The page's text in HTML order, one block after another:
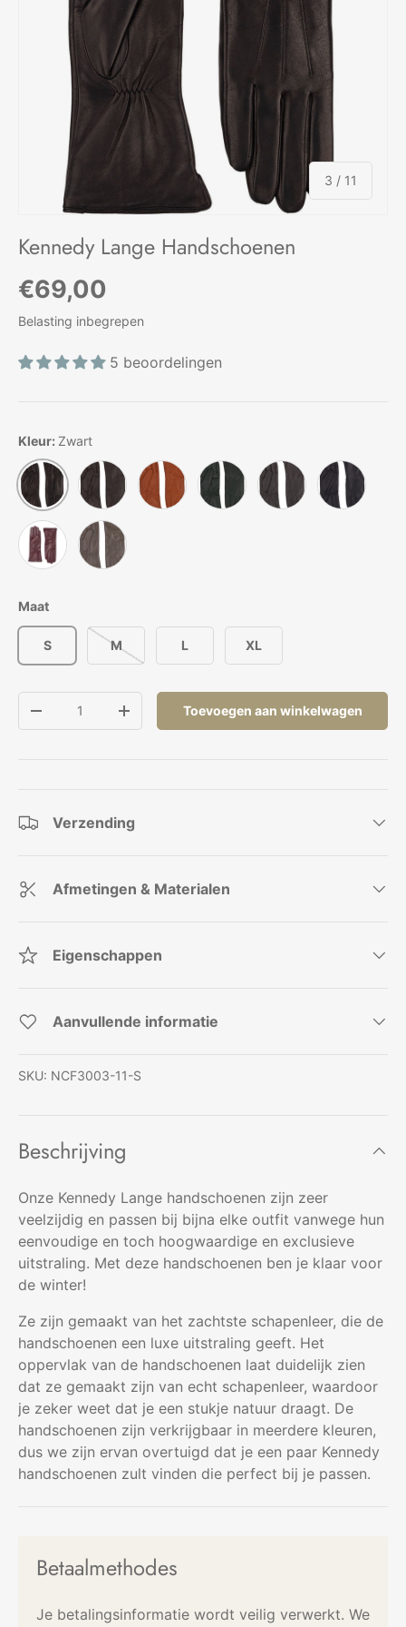
3 / van
11
Kennedy Lange Handschoenen
Reguliere prijs
€69,00
Belasting inbegrepen
5 beoordelingen
Kleur: Zwart
Zwart Bruin CamelbruinGroen Grijs
Port RoyalTaupe
Maat
S M L XL
Verlaag de hoeveelheidVerhoog de hoeveelheid
Toevoegen aan winkelwagen
Verzending
Afmetingen & Materialen
Eigenschappen
Aanvullende informatie
SKU: NCF3003-11-S
Beschrijving
Onze Kennedy Lange handschoenen zijn zeer
veelzijdig en passen bij bijna elke outfit vanwege hun
eenvoudige en toch hoogwaardige en exclusieve
uitstraling. Met deze handschoenen ben je klaar voor
de winter!
Ze zijn gemaakt van het zachtste schapenleer, die de
handschoenen een luxe uitstraling geeft. Het
oppervlak van de handschoenen laat duidelijk zien
dat ze gemaakt zijn van echt schapenleer, waardoor
je zeker weet dat je een stukje natuur draagt. De
handschoenen zijn verkrijgbaar in meerdere kleuren,
dus we zijn ervan overtuigd dat je een paar Kennedy
handschoenen zult vinden die perfect bij je passen.
Betaalmethodes
Je betalingsinformatie wordt veilig verwerkt. We